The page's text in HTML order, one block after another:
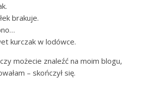
brakuje.
kurczak w lodówce.
możecie znaleźć na moim blogu,
– skończył się.